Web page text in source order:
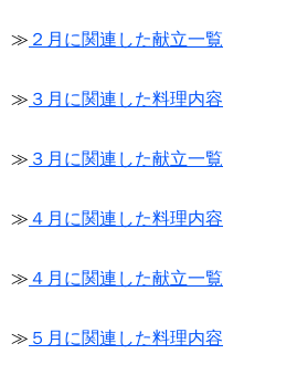
≫ ２月に関連した献立一覧
≫ ３月に関連した料理内容
≫ ３月に関連した献立一覧
≫ ４月に関連した料理内容
≫ ４月に関連した献立一覧
≫ ５月に関連した料理内容